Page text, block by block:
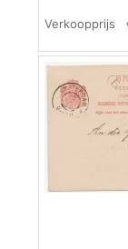
Verkoopprijs